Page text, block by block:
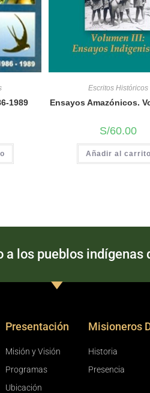
1989
Escritos Históricos
Ensayos Amazónicos.
S/60.00
Añadir al carrito
a los pueblos indígenas
Presentación
Misión y Visión
Programas
Ubicación
Misioneros
Historia
Presencia